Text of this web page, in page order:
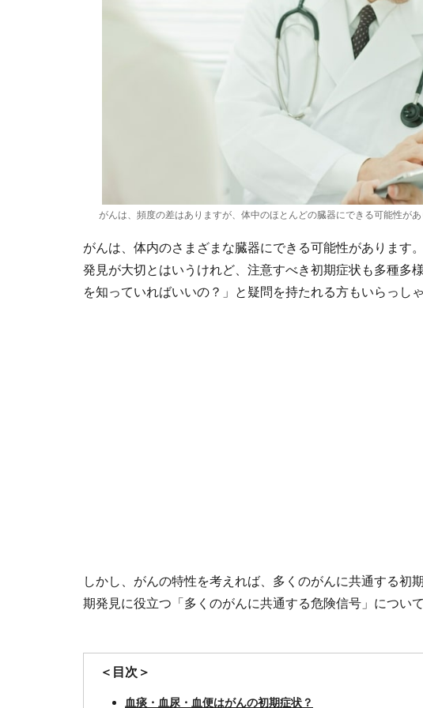
がんは、頻度の差はありますが、体中のほとんどの臓器にできる可能性があ
がんは、体内のさまざまな臓器にできる可能性があります
発見が大切とはいうけれど、注意すべき初期症状も多種多
を知っていればいいの？」と疑問を持たれる方もいらっし
しかし、がんの特性を考えれば、多くのがんに共通する初
期発見に役立つ「多くのがんに共通する危険信号」について
＜目次＞
血痰・血尿・血便はがんの初期症状？